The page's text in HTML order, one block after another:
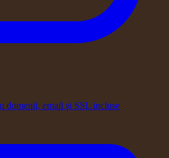
domenii, email și SSL incluse